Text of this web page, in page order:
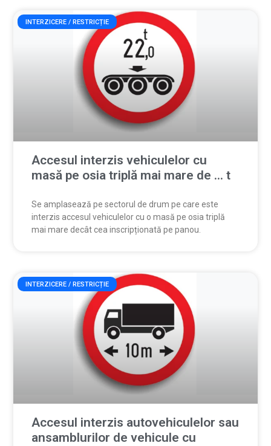
INTERZICERE / RESTRICȚIE
Accesul interzis vehiculelor cu
masă pe osia triplă mai mare de … t
Se amplasează pe sectorul de drum pe care este
interzis accesul vehiculelor cu o masă pe osia triplă
mai mare decât cea inscripționată pe panou.
INTERZICERE / RESTRICȚIE
Accesul interzis autovehiculelor sau
ansamblurilor de vehicule cu